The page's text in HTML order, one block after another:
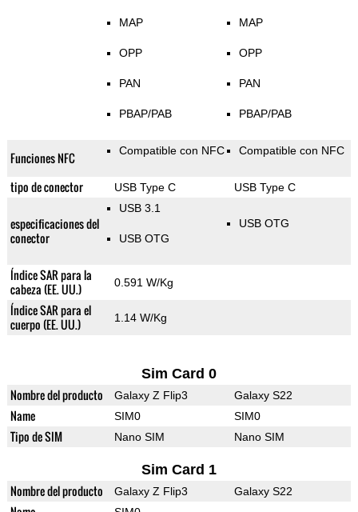
MAP
OPP
PAN
PBAP/PAB
MAP
OPP
PAN
PBAP/PAB
Funciones NFC Compatible con NFC Compatible con NFC
tipo de conector USB Type C USB Type C
especificaciones del
conector
USB 3.1
USB OTG
USB OTG
Índice SAR para la
cabeza (EE. UU.)
0.591 W/Kg
Índice SAR para el
cuerpo (EE. UU.)
1.14 W/Kg
Sim Card 0
Nombre del producto Galaxy Z Flip3 Galaxy S22
Name SIM0 SIM0
Tipo de SIM Nano SIM Nano SIM
Sim Card 1
Nombre del producto Galaxy Z Flip3 Galaxy S22